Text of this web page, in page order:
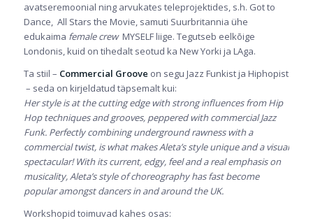
avatseremoonial ning arvukates teleprojektides, s.h. Got to
Dance, All Stars the Movie, samuti Suurbritannia ühe
edukaima female crew MYSELF liige. Tegutseb eelkõige
Londonis, kuid on tihedalt seotud ka New Yorki ja LAga.
Ta stiil – Commercial Groove on segu Jazz Funkist ja Hiphopist
– seda on kirjeldatud täpsemalt kui:
Her style is at the cutting edge with strong influences from Hip
Hop techniques and grooves, peppered with commercial Jazz
Funk. Perfectly combining underground rawness with a
commercial twist, is what makes Aleta’s style unique and a visual
spectacular! With its current, edgy, feel and a real emphasis on
musicality, Aleta’s style of choreography has fast become
popular amongst dancers in and around the UK.
Workshopid toimuvad kahes osas: